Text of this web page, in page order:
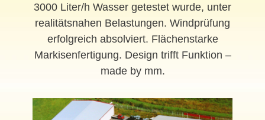
3000 Liter/h Wasser getestet wurde, unter
realitätsnahen Belastungen. Windprüfung
erfolgreich absolviert. Flächenstarke
Markisenfertigung. Design trifft Funktion –
made by mm.